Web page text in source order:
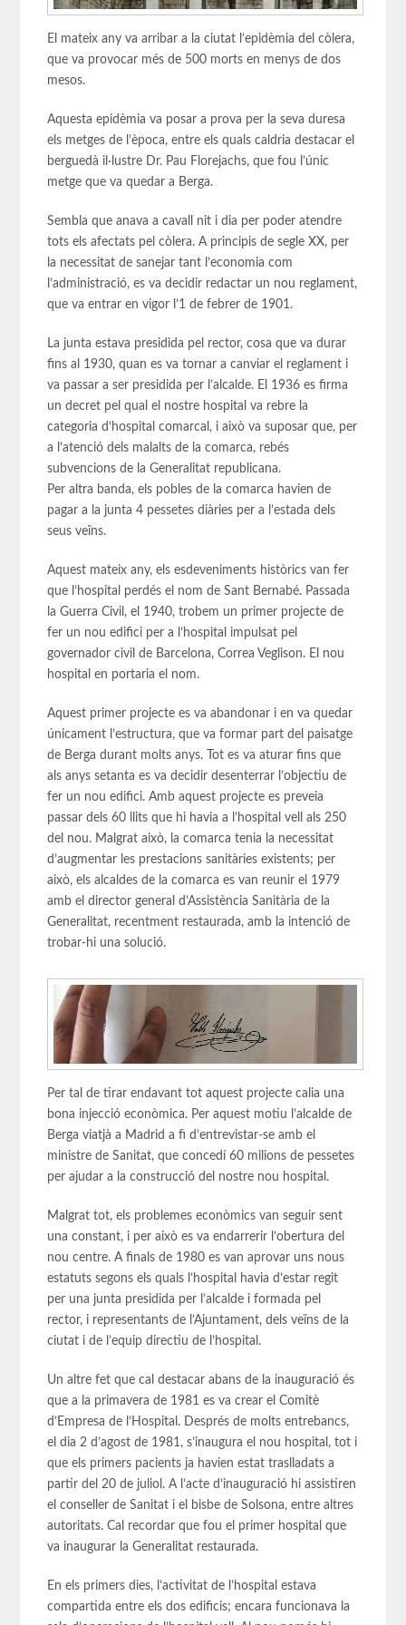
El mateix any va arribar a la ciutat l’epidèmia del còlera,
que va provocar més de 500 morts en menys de dos
mesos.
Aquesta epidèmia va posar a prova per la seva duresa
els metges de l’època, entre els quals caldria destacar el
berguedà il·lustre Dr. Pau Florejachs, que fou l’únic
metge que va quedar a Berga.
Sembla que anava a cavall nit i dia per poder atendre
tots els afectats pel còlera. A principis de segle XX, per
la necessitat de sanejar tant l’economia com
l’administració, es va decidir redactar un nou reglament,
que va entrar en vigor l’1 de febrer de 1901.
La junta estava presidida pel rector, cosa que va durar
fins al 1930, quan es va tornar a canviar el reglament i
va passar a ser presidida per l’alcalde. El 1936 es firma
un decret pel qual el nostre hospital va rebre la
categoria d’hospital comarcal, i això va suposar que, per
a l’atenció dels malalts de la comarca, rebés
subvencions de la Generalitat republicana.
Per altra banda, els pobles de la comarca havien de
pagar a la junta 4 pessetes diàries per a l’estada dels
seus veïns.
Aquest mateix any, els esdeveniments històrics van fer
que l’hospital perdés el nom de Sant Bernabé. Passada
la Guerra Civil, el 1940, trobem un primer projecte de
fer un nou edifici per a l’hospital impulsat pel
governador civil de Barcelona, Correa Veglison. El nou
hospital en portaria el nom.
Aquest primer projecte es va abandonar i en va quedar
únicament l’estructura, que va formar part del paisatge
de Berga durant molts anys. Tot es va aturar fins que
als anys setanta es va decidir desenterrar l’objectiu de
fer un nou edifici. Amb aquest projecte es preveia
passar dels 60 llits que hi havia a l’hospital vell als 250
del nou. Malgrat això, la comarca tenia la necessitat
d’augmentar les prestacions sanitàries existents; per
això, els alcaldes de la comarca es van reunir el 1979
amb el director general d’Assistència Sanitària de la
Generalitat, recentment restaurada, amb la intenció de
trobar-hi una solució.
Per tal de tirar endavant tot aquest projecte calia una
bona injecció econòmica. Per aquest motiu l’alcalde de
Berga viatjà a Madrid a fi d’entrevistar-se amb el
ministre de Sanitat, que concedí 60 milions de pessetes
per ajudar a la construcció del nostre nou hospital.
Malgrat tot, els problemes econòmics van seguir sent
una constant, i per això es va endarrerir l’obertura del
nou centre. A finals de 1980 es van aprovar uns nous
estatuts segons els quals l’hospital havia d’estar regit
per una junta presidida per l’alcalde i formada pel
rector, i representants de l’Ajuntament, dels veïns de la
ciutat i de l’equip directiu de l’hospital.
Un altre fet que cal destacar abans de la inauguració és
que a la primavera de 1981 es va crear el Comitè
d’Empresa de l’Hospital. Després de molts entrebancs,
el dia 2 d’agost de 1981, s’inaugura el nou hospital, tot i
que els primers pacients ja havien estat traslladats a
partir del 20 de juliol. A l’acte d’inauguració hi assistiren
el conseller de Sanitat i el bisbe de Solsona, entre altres
autoritats. Cal recordar que fou el primer hospital que
va inaugurar la Generalitat restaurada.
En els primers dies, l’activitat de l’hospital estava
compartida entre els dos edificis; encara funcionava la